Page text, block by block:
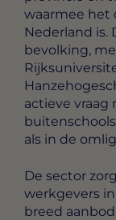
waarmee het
Nederland is.
bevolking,
actieve vraag
als in de
De sector
werkgevers
breed